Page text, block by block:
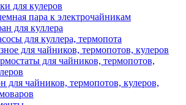
для кулеров
пара к электрочайникам
для куллера
для куллера, термопота
для чайников, термопотов, кулеров
для чайников, термопотов,
для чайников, термопотов, кулеров,